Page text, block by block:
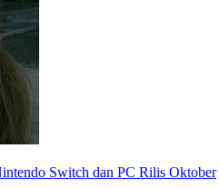
Switch dan PC Rilis Oktober